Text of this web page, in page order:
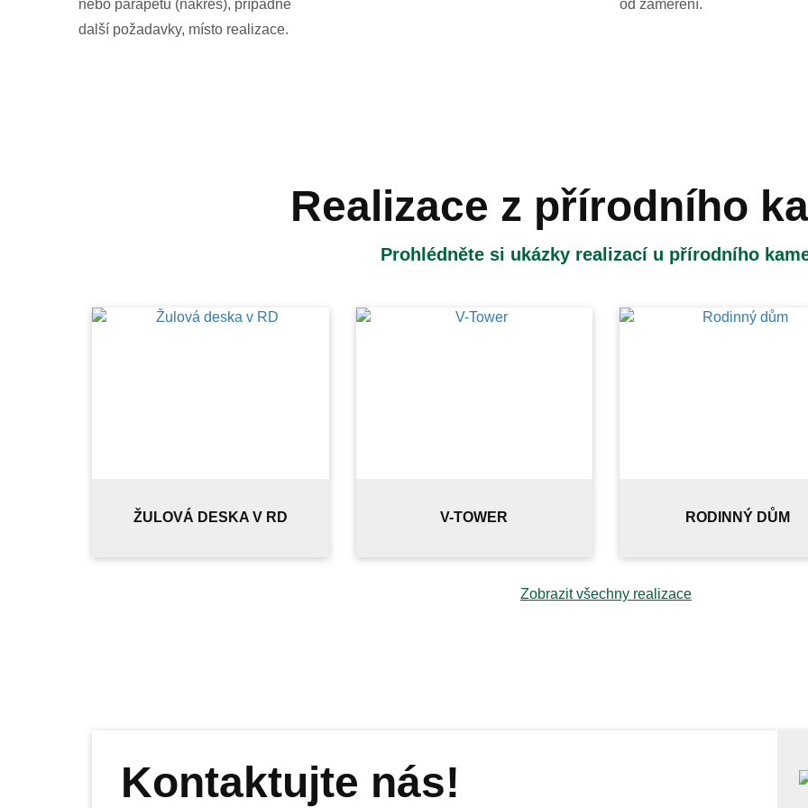
nebo parapetu (nákres), případně
další požadavky, místo realizace.
od zaměření.
Realizace z přírodního
Prohlédněte si ukázky realizací u přírodního
ŽULOVÁ DESKA V RD V-TOWER RODINNÝ DŮM
Zobrazit všechny realizace
Kontaktujte nás!